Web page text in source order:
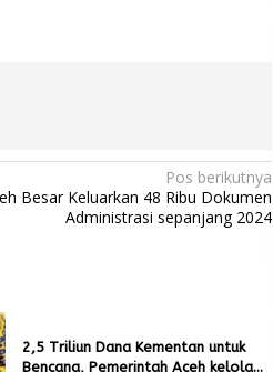
Pos berikutnya
Besar Keluarkan 48 Ribu Dokumen
Administrasi sepanjang 2024
2,5 Triliun Dana Kementan untuk
Bencana, Pemerintah Aceh kelola